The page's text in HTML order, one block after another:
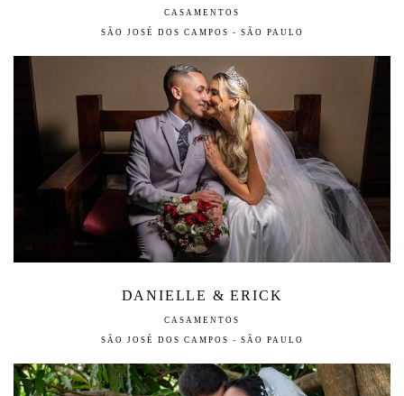
CASAMENTOS
SÃO JOSÉ DOS CAMPOS - SÃO PAULO
DANIELLE & ERICK
CASAMENTOS
SÃO JOSÉ DOS CAMPOS - SÃO PAULO